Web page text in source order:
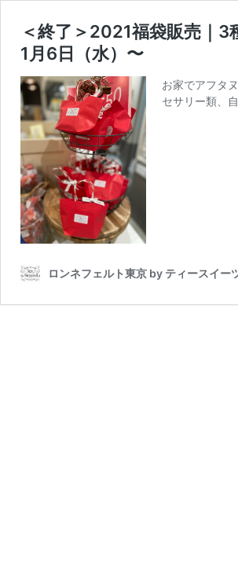
＜終了＞2021福袋販売｜
1月6日（水）〜
お家でアフタ
セサリー類、
ロンネフェルト東京 by ティースイ